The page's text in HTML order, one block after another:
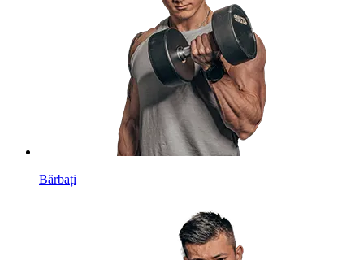
Bărbați